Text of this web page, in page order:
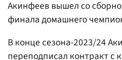
Акинфеев вышел со
финала домашнего
В конце сезона-2023/24
переподписал контракт с